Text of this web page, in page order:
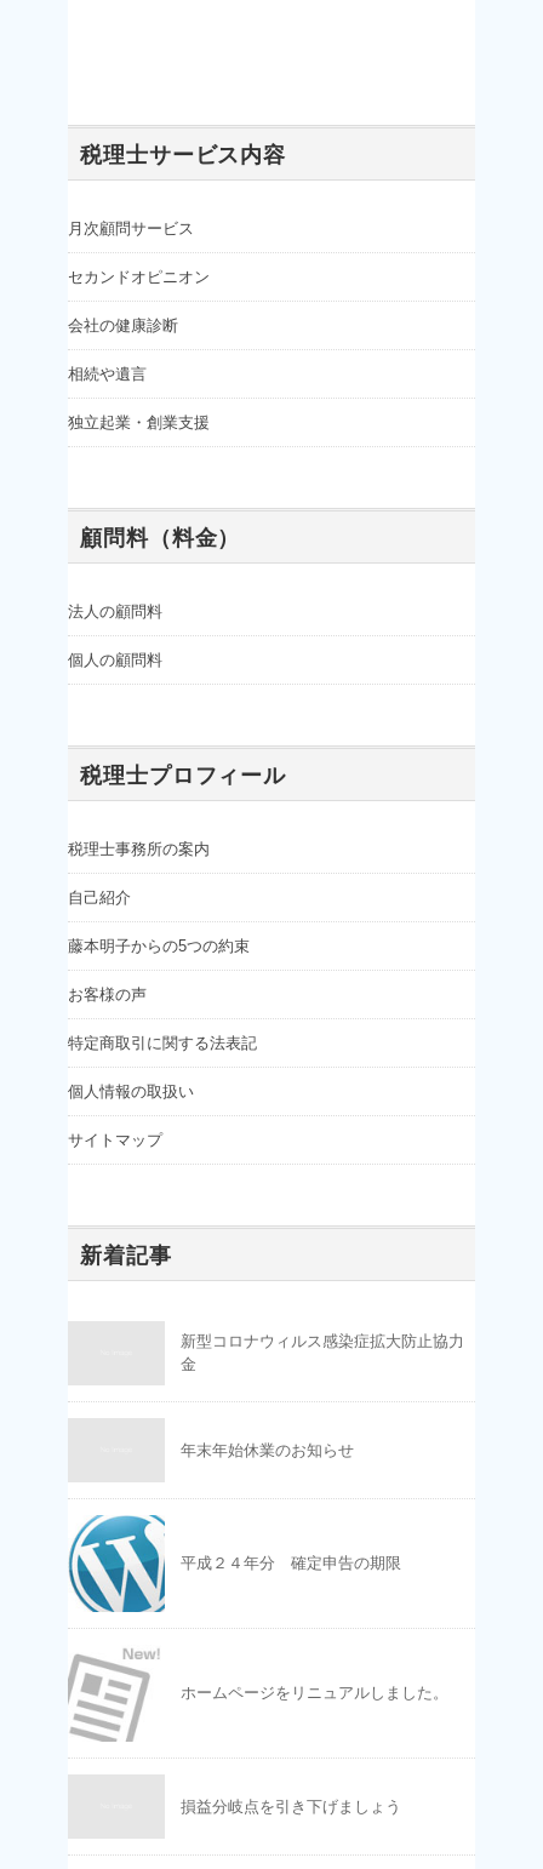
税理士サービス内容
月次顧問サービス
セカンドオピニオン
会社の健康診断
相続や遺言
独立起業・創業支援
顧問料（料金）
法人の顧問料
個人の顧問料
税理士プロフィール
税理士事務所の案内
自己紹介
藤本明子からの5つの約束
お客様の声
特定商取引に関する法表記
個人情報の取扱い
サイトマップ
新着記事
新型コロナウィルス感染症拡大防止協力
金
年末年始休業のお知らせ
平成２４年分 確定申告の期限
ホームページをリニュアルしました。
損益分岐点を引き下げましょう